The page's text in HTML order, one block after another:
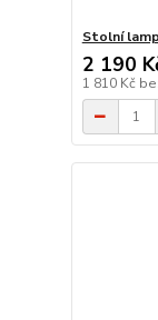
Stolní
2 190
1 810 Kč